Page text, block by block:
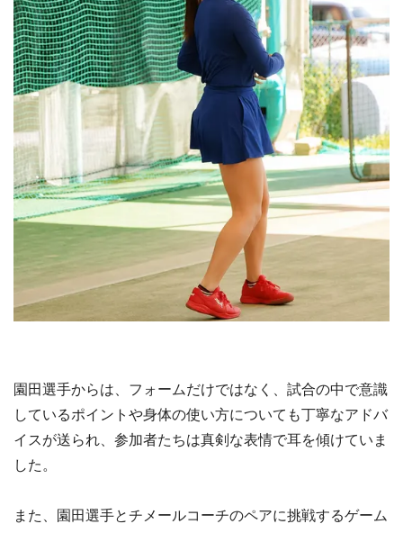
園田選手からは、フォームだけではなく、試合の中で意識
しているポイントや身体の使い方についても丁寧なアドバ
イスが送られ、参加者たちは真剣な表情で耳を傾けていま
した。
また、園田選手とチメールコーチのペアに挑戦するゲーム